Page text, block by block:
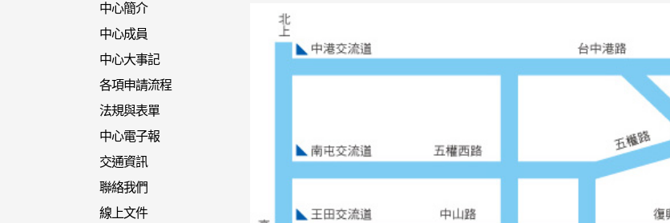
中心簡介
中心成員
中心大事記
各項申請流程
法規與表單
中心電子報
交通資訊
聯絡我們
線上文件